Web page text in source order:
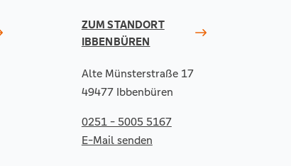
ZUM STANDORT
IBBENBÜREN
Alte Münsterstraße 17
49477 Ibbenbüren
0251 - 5005 5167
E-Mail senden